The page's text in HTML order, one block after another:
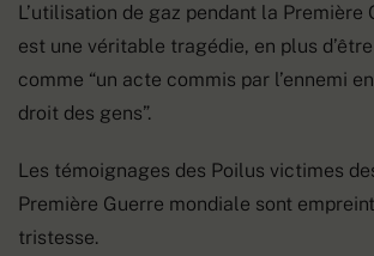
L’utilisation de gaz pendant la Première
est une véritable tragédie, en plus
comme “un acte commis par l’ennemi
droit des gens”.
Les témoignages des Poilus victimes
Première Guerre mondiale sont
tristesse.